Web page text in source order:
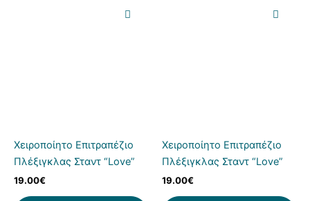
Χειροποίητο Επιτραπέζιο
Πλέξιγκλας Σταντ “Love”
19.00€
Χειροποίητο Επιτραπέζιο
Πλέξιγκλας Σταντ “Love”
19.00€